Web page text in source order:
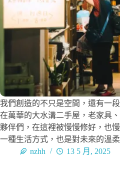
我們創造的不只是空間，還有一
在萬華的大水溝二手屋，老家具
夥伴們，在這裡被慢慢修好，也
一種生活方式，也是對未來的溫柔
nzhh
13 5 月, 2025